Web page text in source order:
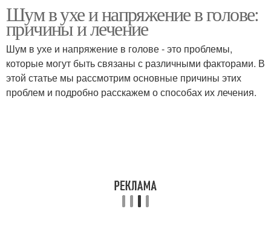
Шум в ухе и напряжение в голове:
причины и лечение
Шум в ухе и напряжение в голове - это проблемы,
которые могут быть связаны с различными факторами. В
этой статье мы рассмотрим основные причины этих
проблем и подробно расскажем о способах их лечения.